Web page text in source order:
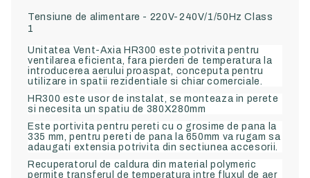
Tensiune de alimentare - 220V-240V/1/50Hz Class
1
Unitatea Vent-Axia HR300 este potrivita pentru
ventilarea eficienta, fara pierderi de temperatura la
introducerea aerului proaspat, conceputa pentru
utilizare in spatii rezidentiale si chiar comerciale.
HR300 este usor de instalat, se monteaza in perete
si necesita un spatiu de 380X280mm
Este portivita pentru pereti cu o grosime de pana la
335 mm, pentru pereti de pana la 650mm va rugam sa
adaugati extensia potrivita din sectiunea accesorii.
Recuperatorul de caldura din material polymeric
permite transferul de temperatura intre fluxul de aer